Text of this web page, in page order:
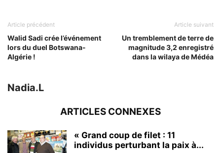
Article précédent
Walid Sadi crée l’événement
lors du duel Botswana-
Algérie !
Article suivant
Un tremblement de terre de
magnitude 3,2 enregistré
dans la wilaya de Médéa
Nadia.L
ARTICLES CONNEXES
« Grand coup de filet : 11
individus perturbant la paix à...